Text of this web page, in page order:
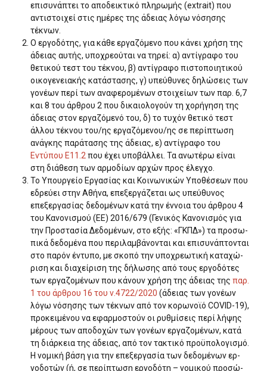
επισυνάπτει το αποδεικτικό πληρωμής (extrait) που
αντι­στοιχεί στις ημέρες της άδειας λόγω νόσησης
τέκνων.
Ο εργοδότης, για κάθε εργαζόμενο που κάνει χρήση της
άδειας αυτής, υποχρεούται να τηρεί: α) αντίγραφο του
θετικού τεστ του τέκνου, β) αντίγραφο πιστοποιητι­κού
οικογενειακής κατάστασης, γ) υπεύθυνες δηλώσεις των
γονέων περί των αναφερομένων στοιχείων των παρ. 6,7
και 8 του άρθρου 2 που δικαιολογούν τη χορήγη­ση της
άδειας στον εργαζόμενό του, δ) το τυχόν θετικό τεστ
άλλου τέκνου του/ης εργαζόμενου/ης σε περίπτω­ση
ανάγκης παράτασης της άδειας, ε) αντίγραφο του
Εντύπου Ε11.2 που έχει υποβάλλει. Τα ανωτέρω είναι
στη διάθεση των αρμοδίων αρχών προς έλεγχο.
Το Υπουργείο Εργασίας και Κοινωνικών Υποθέσεων που
εδρεύει στην Αθήνα, επεξεργάζεται ως υπεύθυνος
επεξεργασίας δεδομένων κατά την έννοια του άρθρου 4
του Κανονισμού (ΕΕ) 2016/679 (Γενικός Κανονισμός για
την Προστασία Δεδομένων, στο εξής: «ΓΚΠΔ») τα προσω­
πικά δεδομένα που περιλαμβάνονται και επισυνάπτονται
στο παρόν έντυπο, με σκοπό την υποχρεωτική καταχώ­
ριση και διαχείριση της δήλωσης από τους εργοδότες
των εργαζομένων που κάνουν χρήση της άδειας της παρ.
1 του άρθρου 16 του ν.4722/2020 (άδειας των γονέων
λόγω νόσησης των τέκνων από τον κορωνοϊό COVID-19),
προκειμένου να εφαρμοστούν οι ρυθμίσεις περί λήψης
μέρους των αποδοχών των γονέων εργαζομένων, κατά
τη διάρκεια της άδειας, από τον τακτικό προϋπολογισμό.
Η νομική βάση για την επεξεργασία των δεδομένων ερ­
γοδοτών (ή, σε περίπτωση εργοδότη – νομικού προσώ­